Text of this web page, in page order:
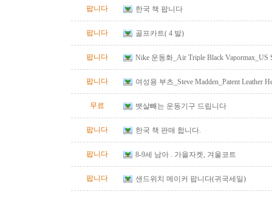
팝니다 한국 책 팝니다
팝니다 골프카트( 4 발)
팝니다 Nike 운동화_Air Triple Black Vapormax_US
팝니다
여성용 부츠_Steve Madden_Patent Leather
무료
뱃살빼는 운동기구 드립니다
팝니다 한국 책 판매 합니다.
팝니다 8-9세 남아 . 가을자켓, 겨울코트
팝니다 샌드위치 메이커 팝니다(귀국세일)